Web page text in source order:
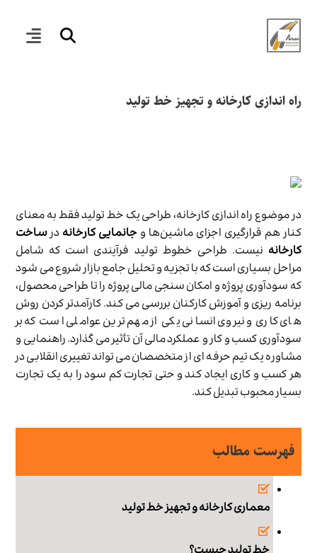
راه اندازی کارخانه و تجهیز خط تولید
در موضوع راه اندازی کارخانه، طراحی یک خط تولید فقط به معنای
کنار هم قرارگیری اجزای ماشین‌ها وجانمایی کارخانه درساخت
کارخانه نیست. طراحی خطوط تولید فرآیندی است که شامل
مراحل بسیاری است که با تجزیه و تحلیل جامع بازار شروع می شود
که سودآوری پروژه و امکان سنجی مالی پروژه را تا طراحی محصول،
برنامه ریزی و آموزش کارکنان بررسی می کند. کارآمدتر کردن روش
های کاری و نیروی انسانی یکی از مهم ترین عواملی است که بر
سودآوری کسب و کار و عملکرد مالی آن تأثیر می گذارد. راهنمایی و
مشاوره یک تیم حرفه ای از متخصصان می تواند تغییری انقلابی در
هر کسب و کاری ایجاد کند و حتی تجارت کم سود را به یک تجارت
بسیار محبوب تبدیل کند.
فهرست مطالب
معماری کارخانه و تجهیز خط تولید